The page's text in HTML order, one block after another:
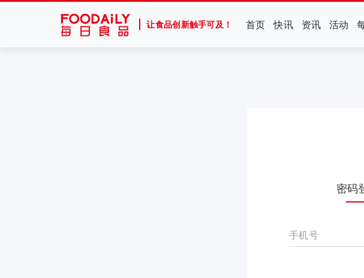
让食品创新触手可及！ 首页 快讯 资讯 活动
密码
手机号